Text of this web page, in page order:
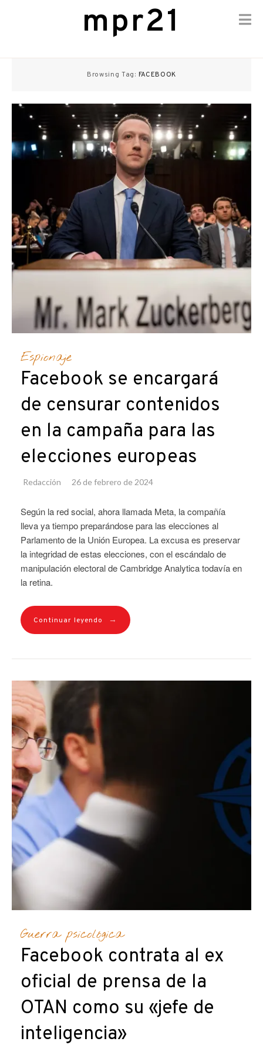
mpr21
Browsing Tag: FACEBOOK
Espionaje
Facebook se encargará
de censurar contenidos
en la campaña para las
elecciones europeas
Redacción 26 de febrero de 2024
Según la red social, ahora llamada Meta, la compañía
lleva ya tiempo preparándose para las elecciones al
Parlamento de la Unión Europea. La excusa es preservar
la integridad de estas elecciones, con el escándalo de
manipulación electoral de Cambridge Analytica todavía en
la retina.
Continuar leyendo →
Guerra psicológica
Facebook contrata al ex
oficial de prensa de la
OTAN como su «jefe de
inteligencia»